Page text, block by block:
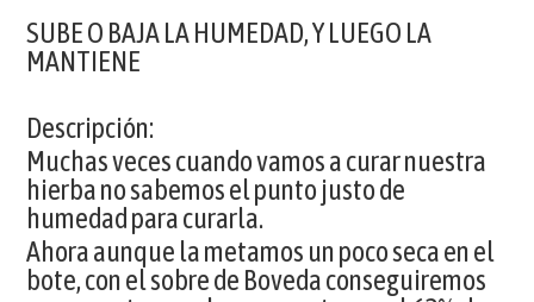
SUBE O BAJA LA HUMEDAD, Y LUEGO LA
MANTIENE
Descripción:
Muchas veces cuando vamos a curar nuestra
hierba no sabemos el punto justo de
humedad para curarla.
Ahora aunque la metamos un poco seca en el
bote, con el sobre de Boveda conseguiremos